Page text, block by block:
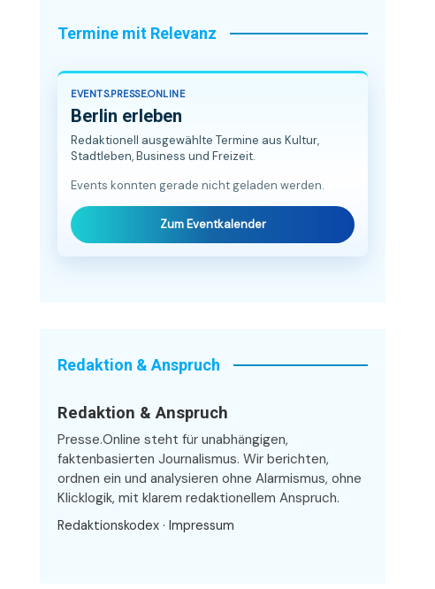
Termine mit Relevanz
EVENTS.PRESSE.ONLINE
Berlin erleben
Redaktionell ausgewählte Termine aus Kultur,
Stadtleben, Business und Freizeit.
Events konnten gerade nicht geladen werden.
Zum Eventkalender
Redaktion & Anspruch
Redaktion & Anspruch
Presse.Online steht für unabhängigen,
faktenbasierten Journalismus. Wir berichten,
ordnen ein und analysieren ohne Alarmismus, ohne
Klicklogik, mit klarem redaktionellem Anspruch.
Redaktionskodex · Impressum